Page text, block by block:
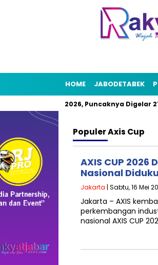
HOME JABODETABEK
HUT RI 2026, Puncaknya Digelar 21
PopulerAxis Cup
AXIS CUP
Nasional
Jakarta | Sabtu, 16 Mei
Jakarta – AXIS
perkembangan
nasional AXIS CUP